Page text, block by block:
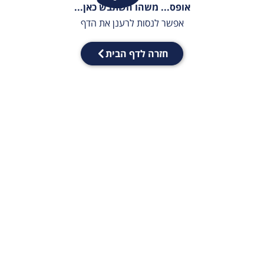
אופס... משהו השתבש כאן...
אפשר לנסות לרענן את הדף
חזרה לדף הבית